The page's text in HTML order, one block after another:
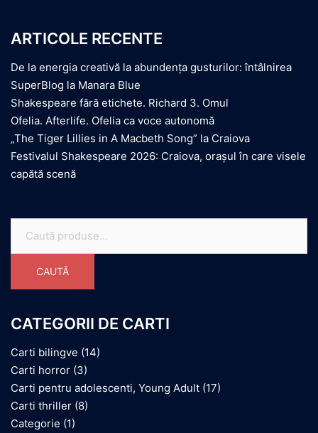
ARTICOLE RECENTE
De la energia creativă la abundența gusturilor: întâlnirea
SuperBlog la Manara Blue
Shakespeare fără etichete. Richard 3. Omul
Ofelia. Afterlife. Ofelia ca voce autonomă
„The Tiger Lillies in A Macbeth Song” la Craiova
Festivalul Shakespeare 2026: Craiova, orașul în care visele
capătă scenă
după:
CAUTĂ
CATEGORII DE CARTI
Carti bilingve (14)
Carti horror (3)
Carti pentru adolescenti, Young Adult (17)
Carti thriller (8)
Categorie (1)